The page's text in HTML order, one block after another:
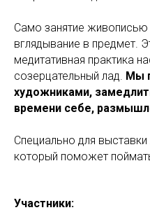
Само занятие живописью
вглядывание в предмет.
медитативная практика
созерцательный лад. Мы
художниками,
времени себе,
Специально для
который поможет
Участники: